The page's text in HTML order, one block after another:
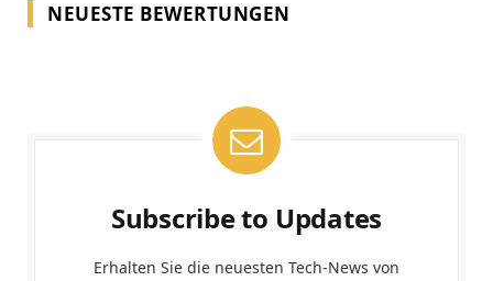
NEUESTE BEWERTUNGEN
Subscribe to Updates
Erhalten Sie die neuesten Tech-News von